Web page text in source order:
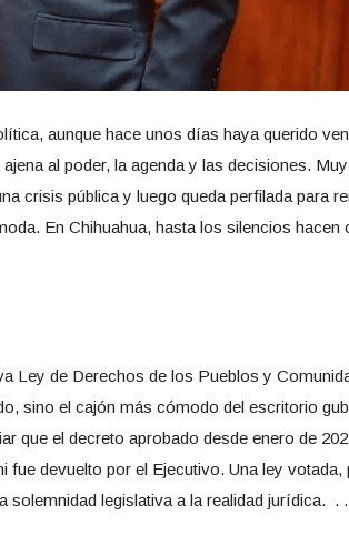
aunque hace unos días haya querido
al poder, la agenda y las decisiones.
crisis pública y luego queda perfilada para
En Chihuahua, hasta los silencios hacen
Ley de Derechos de los Pueblos y
sino el cajón más cómodo del escritorio
que el decreto aprobado desde enero de
devuelto por el Ejecutivo. Una ley votada,
solemnidad legislativa a la realidad jurídica. . .